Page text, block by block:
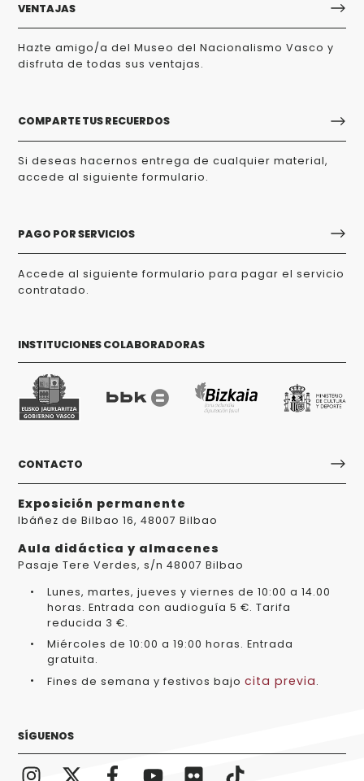
VENTAJAS
Hazte amigo/a del Museo del Nacionalismo Vasco y
disfruta de todas sus ventajas.
COMPARTE TUS RECUERDOS
Si deseas hacernos entrega de cualquier material,
accede al siguiente formulario.
PAGO POR SERVICIOS
Accede al siguiente formulario para pagar el servicio
contratado.
INSTITUCIONES COLABORADORAS
CONTACTO
Exposición permanente
Ibáñez de Bilbao 16, 48007 Bilbao
Aula didáctica y almacenes
Pasaje Tere Verdes, s/n 48007 Bilbao
Lunes, martes, jueves y viernes de 10:00 a 14.00
horas. Entrada con audioguía 5 €. Tarifa
reducida 3 €.
Miércoles de 10:00 a 19:00 horas. Entrada
gratuita.
Fines de semana y festivos bajo cita previa.
SÍGUENOS